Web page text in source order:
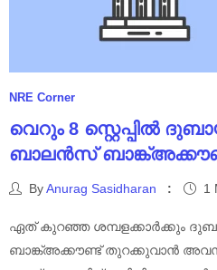
NRE Corner
വെറും 8 സ്റ്റെപ്പിൽ
ബാലൻസ്
ByAnurag Sasidharan 1
ഏത് കുറഞ്ഞ ശമ്പളക്കാർക്കും
ബാങ്ക്അക്കൗണ്ട് തുറക്കുവാൻ